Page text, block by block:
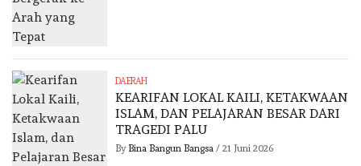
DAERAH
KEARIFAN LOKAL KAILI, KETAKWAAN
ISLAM, DAN PELAJARAN BESAR DARI
TRAGEDI PALU
By Bina Bangun Bangsa/ 21 Juni 2026